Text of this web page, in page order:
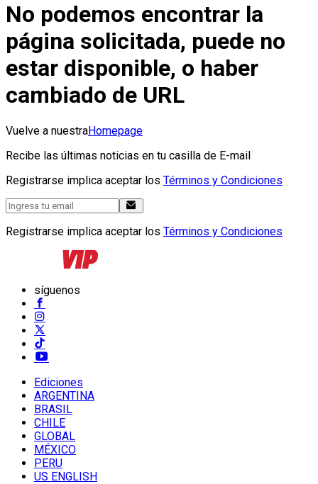
No podemos encontrar la
página solicitada, puede no
estar disponible, o haber
cambiado de URL
Vuelve a nuestraHomepage
Recibe las últimas noticias en tu casilla de E-mail
Registrarse implica aceptar los Términos y Condiciones
Registrarse implica aceptar los Términos y Condiciones
síguenos
Ediciones
ARGENTINA
BRASIL
CHILE
GLOBAL
MÉXICO
PERU
US ENGLISH